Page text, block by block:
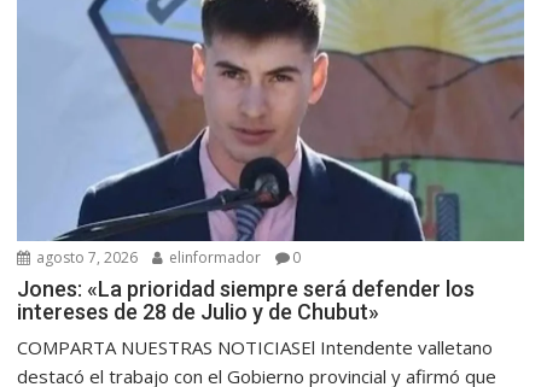
agosto 7, 2026 elinformador 0
Jones: «La prioridad siempre será defender los
intereses de 28 de Julio y de Chubut»
COMPARTA NUESTRAS NOTICIASEl Intendente valletano
destacó el trabajo con el Gobierno provincial y afirmó que